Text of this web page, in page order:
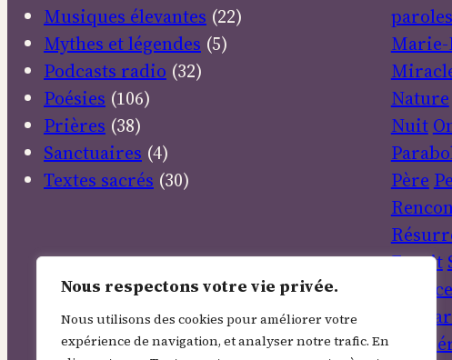
Nous respectons votre vie privée.
Nous utilisons des cookies pour améliorer votre
expérience de navigation, et analyser notre trafic. En
Musiques élevantes (22)
Mythes et légendes (5)
Podcasts radio (32)
Poésies (106)
Prières (38)
Sanctuaires (4)
Textes sacrés (30)
Marie-
Nature
Nuit
Père
Esprit
Service